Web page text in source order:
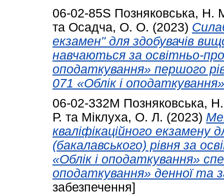
06-02-85S Позняковська, Н.
та Осадча, О. О. (2023)
екзамен" для здобувачів
навчаються за освітньо-
оподаткування» першого
071 «Облік і
06-02-332М Позняковська,
Р. та Міклуха, О. Л. (2023)
кваліфікаційного екзамену
(бакалавського) рівня за
«Облік і оподаткування»
оподаткування» денної та
забезпечення]